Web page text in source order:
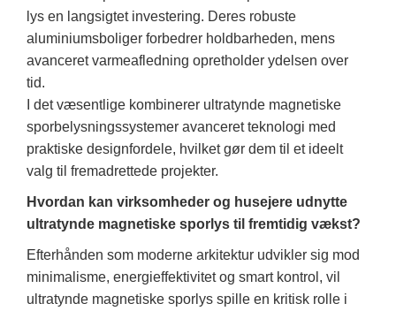
lys en langsigtet investering. Deres robuste
aluminiumsboliger forbedrer holdbarheden, mens
avanceret varmeafledning opretholder ydelsen over
tid.
I det væsentlige kombinerer ultratynde magnetiske
sporbelysningssystemer avanceret teknologi med
praktiske designfordele, hvilket gør dem til et ideelt
valg til fremadrettede projekter.
Hvordan kan virksomheder og husejere udnytte
ultratynde magnetiske sporlys til fremtidig vækst?
Efterhånden som moderne arkitektur udvikler sig mod
minimalisme, energieffektivitet og smart kontrol, vil
ultratynde magnetiske sporlys spille en kritisk rolle i